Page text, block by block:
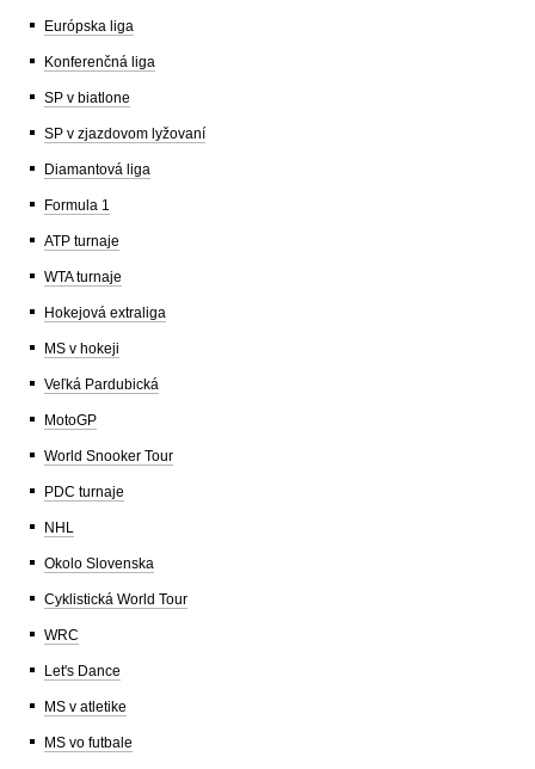
Európska liga
Konferenčná liga
SP v biatlone
SP v zjazdovom lyžovaní
Diamantová liga
Formula 1
ATP turnaje
WTA turnaje
Hokejová extraliga
MS v hokeji
Veľká Pardubická
MotoGP
World Snooker Tour
PDC turnaje
NHL
Okolo Slovenska
Cyklistická World Tour
WRC
Let's Dance
MS v atletike
MS vo futbale